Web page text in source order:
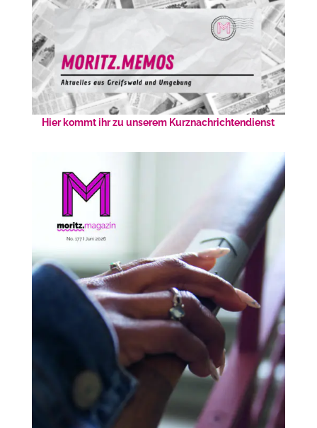
Hier kommt ihr zu unserem Kurznachrichtendienst